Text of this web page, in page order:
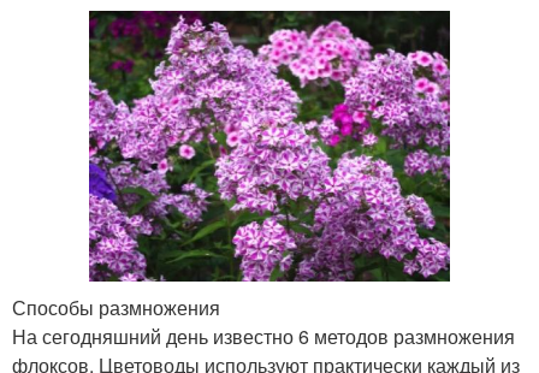
Способы размножения
На сегодняшний день известно 6 методов размножения
флоксов. Цветоводы используют практически каждый из